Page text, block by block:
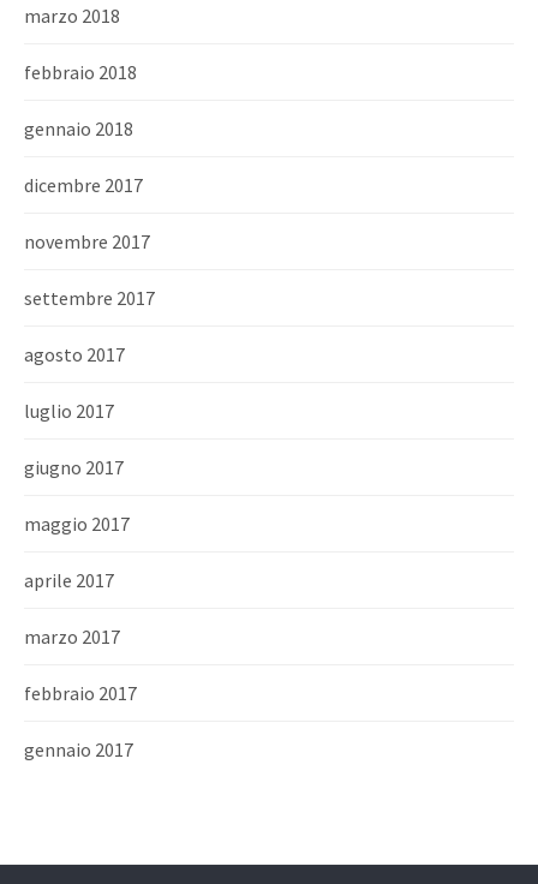
marzo 2018
febbraio 2018
gennaio 2018
dicembre 2017
novembre 2017
settembre 2017
agosto 2017
luglio 2017
giugno 2017
maggio 2017
aprile 2017
marzo 2017
febbraio 2017
gennaio 2017